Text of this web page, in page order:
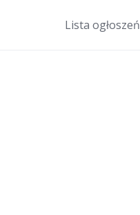
Lista ogłoszeń